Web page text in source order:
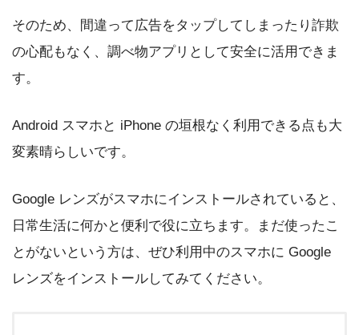
そのため、間違って広告をタップしてしまったり詐欺
の心配もなく、調べ物アプリとして安全に活用できま
す。
Android スマホと iPhone の垣根なく利用できる点も大
変素晴らしいです。
Google レンズがスマホにインストールされていると、
日常生活に何かと便利で役に立ちます。まだ使ったこ
とがないという方は、ぜひ利用中のスマホに Google
レンズをインストールしてみてください。